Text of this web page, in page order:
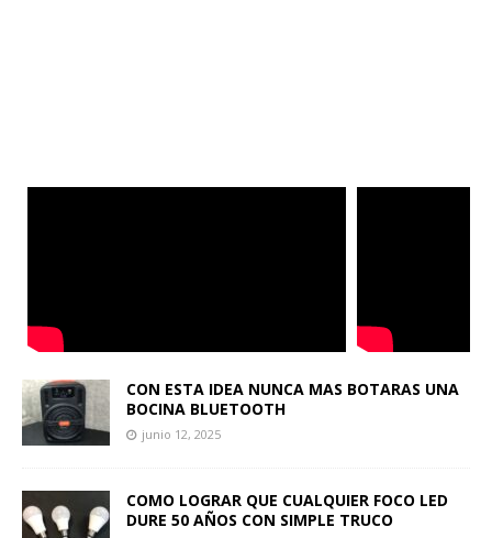
CON ESTA IDEA NUNCA MAS BOTARAS UNA
BOCINA BLUETOOTH
junio 12, 2025
COMO LOGRAR QUE CUALQUIER FOCO LED
DURE 50 AÑOS CON SIMPLE TRUCO